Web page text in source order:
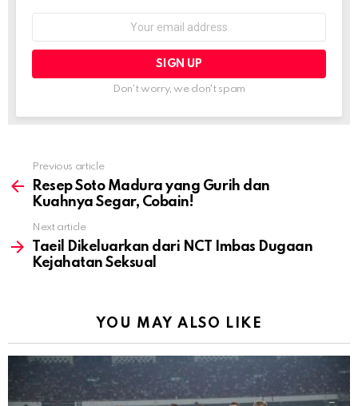
Don't worry, we don't spam
more
Previous article
Resep Soto Madura yang Gurih dan
Kuahnya Segar, Cobain!
Next article
Taeil Dikeluarkan dari NCT Imbas Dugaan
Kejahatan Seksual
YOU MAY ALSO LIKE